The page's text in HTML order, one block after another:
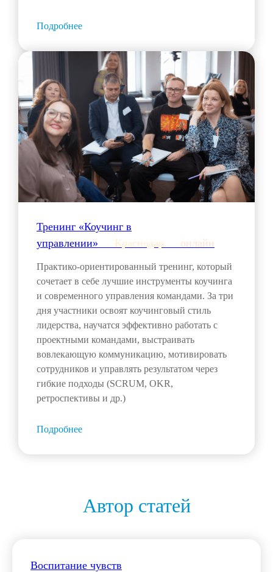
Подробнее
Тренинг «Коучинг в
управлении»___ Краснодар онлайн
Практико-ориентированный тренинг, который
сочетает в себе лучшие инструменты коучинга
и современного управления командами. За три
дня участники освоят коучинговый стиль
лидерства, научатся эффективно работать с
проектными командами, выстраивать
вовлекающую коммуникацию, мотивировать
сотрудников и управлять результатом через
гибкие подходы (SCRUM, OKR,
ретроспективы и др.)
Подробнее
Автор статей
Воспитание чувств